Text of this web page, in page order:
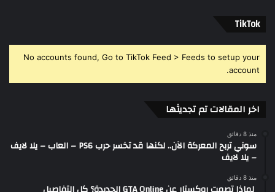
‫TikTok
No accounts found, Go to TikTok Feed > Feeds to setup your
account.
اخر المقالات تم تجديثها
منذ 8 دقائق
سوني تربح المعركة الآن.. لكنها قد تخسر حرب PS6 – العاب – يلا لايف
– يلا لايف
منذ 8 دقائق